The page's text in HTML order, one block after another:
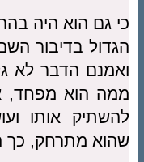
כי גם הוא היה
הגדול בדיבור
ואמנם הדבר לא
ממה הוא מפחד,
להשתיק אותו
שהוא מתרחק, כך